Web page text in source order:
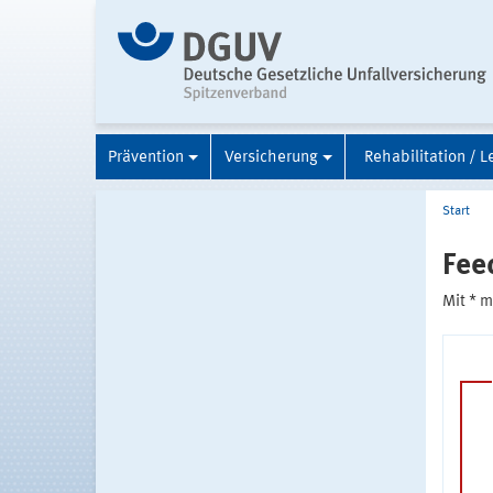
Prävention Versicherung Rehabilitation /
Start
Mit *